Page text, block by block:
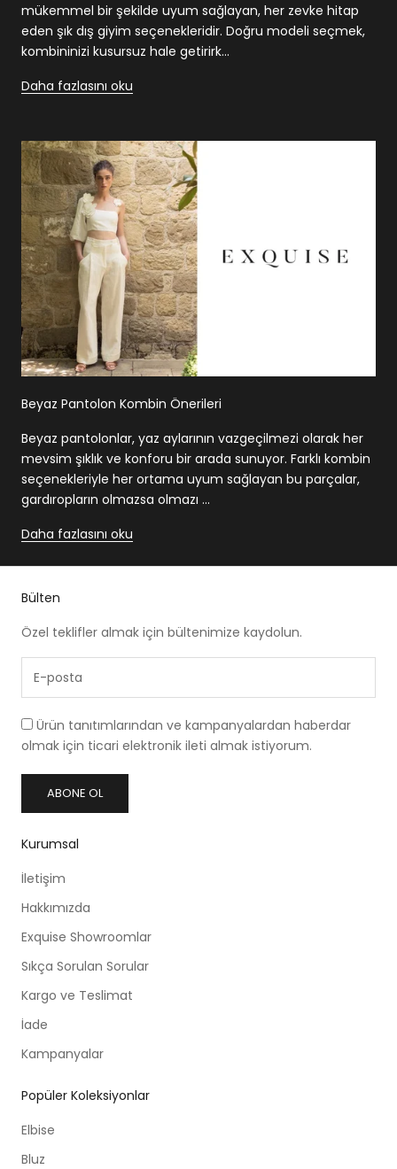
mükemmel bir şekilde uyum sağlayan, her zevke hitap
eden şık dış giyim seçenekleridir. Doğru modeli seçmek,
kombininizi kusursuz hale getirirk...
Daha fazlasını oku
Beyaz Pantolon Kombin Önerileri
Beyaz pantolonlar, yaz aylarının vazgeçilmezi olarak her
mevsim şıklık ve konforu bir arada sunuyor. Farklı kombin
seçenekleriyle her ortama uyum sağlayan bu parçalar,
gardıropların olmazsa olmazı ...
Daha fazlasını oku
Bülten
Özel teklifler almak için bültenimize kaydolun.
Ürün tanıtımlarından ve kampanyalardan haberdar
olmak için ticari elektronik ileti almak istiyorum.
ABONE OL
Kurumsal
İletişim
Hakkımızda
Exquise Showroomlar
Sıkça Sorulan Sorular
Kargo ve Teslimat
İade
Kampanyalar
Popüler Koleksiyonlar
Elbise
Bluz